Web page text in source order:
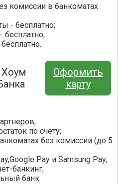
комиссии в банкоматах
- бесплатно;
бесплатно;
Хоум
Оформить
карту
по счету;
без комиссии (до 5
Pay и Samsung Pay;
банкинг;
банк.